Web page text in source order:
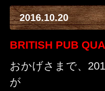
2016.10.20
BRITISH PUB
おかげさまで、
が